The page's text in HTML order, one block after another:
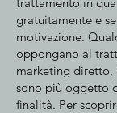
gratuitamente e
motivazione.
oppongano al
marketing diretto,
sono più oggetto
finalità. Per